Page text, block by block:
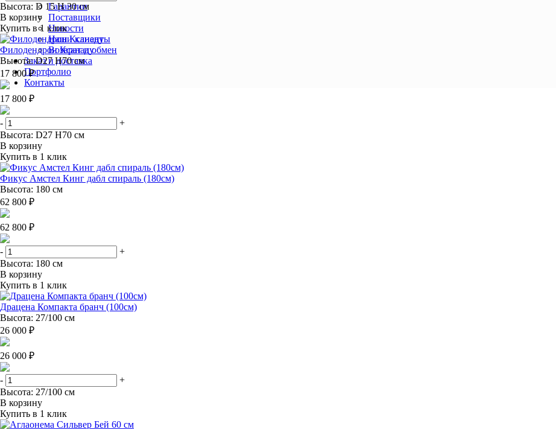
Гарантии
Поставщики
Новости
Наши клиенты
Возврат и обмен
Заказ и доставка
Портфолио
Контакты
Высота: D 15 H 30 см
В корзину
Купить в 1 клик
Филодендрон Ксанаду
Высота: D27 H70 см
17 800 ₽
17 800 ₽
-
+
Высота: D27 H70 см
В корзину
Купить в 1 клик
Фикус Амстел Кинг дабл спираль (180см)
Высота: 180 см
62 800 ₽
62 800 ₽
-
+
Высота: 180 см
В корзину
Купить в 1 клик
Драцена Компакта бранч (100см)
Высота: 27/100 см
26 000 ₽
26 000 ₽
-
+
Высота: 27/100 см
В корзину
Купить в 1 клик